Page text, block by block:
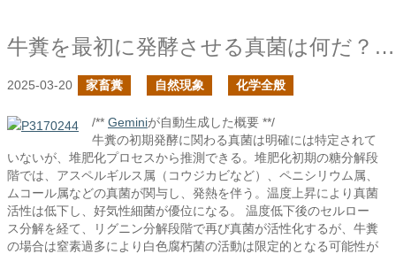
牛糞を最初に発酵させる真菌は何だ？の続き
2025-03-20 家畜糞 自然現象 化学全般
/** Geminiが自動生成した概要 **/
牛糞の初期発酵に関わる真菌は明確には特定されて
いないが、堆肥化プロセスから推測できる。堆肥化初期の糖分解段
階では、アスペルギルス属（コウジカビなど）、ペニシリウム属、
ムコール属などの真菌が関与し、発熱を伴う。温度上昇により真菌
活性は低下し、好気性細菌が優位になる。 温度低下後のセルロー
ス分解を経て、リグニン分解段階で再び真菌が活性化するが、牛糞
の場合は窒素過多により白色腐朽菌の活動は限定的となる可能性が